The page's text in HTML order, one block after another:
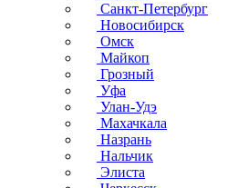
Санкт-Петербург
Новосибирск
Омск
Майкоп
Грозный
Уфа
Улан-Удэ
Махачкала
Назрань
Нальчик
Элиста